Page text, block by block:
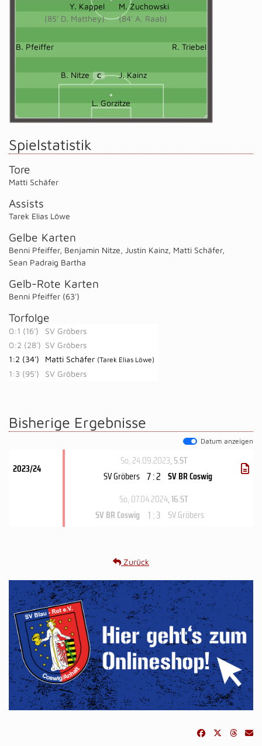
Y. Kappel
(85' D. Matthey)
M. Zuchowski
(84' A. Raab)
B. Pfeiffer R. Triebel
B. Nitze C J. Kainz
L. Gorzitze
Spielstatistik
Tore
Matti Schäfer
Assists
Tarek Elias Löwe
Gelbe Karten
Benni Pfeiffer, Benjamin Nitze, Justin Kainz, Matti Schäfer,
Sean Padraig Bartha
Gelb-Rote Karten
Benni Pfeiffer (63')
Torfolge
0:1 (16')
SV Gröbers
0:2 (28') SV Gröbers
1:2 (34')
Matti Schäfer (Tarek Elias Löwe)
1:3 (95') SV Gröbers
Bisherige Ergebnisse
Datum anzeigen
2023/24
So, 24.09.2023, 5.ST
SV Gröbers 7 : 2 SV BR Coswig
So, 07.04.2024, 16.ST
SV BR Coswig 1 : 3 SV Gröbers
Zurück